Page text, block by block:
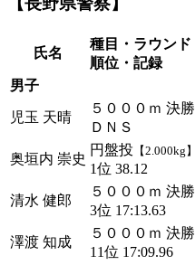
氏名
種目・ラウンド
順位・記録
男子
児玉 天晴
５０００ｍ 決勝
ＤＮＳ
奥垣内 崇史
円盤投 【2.000kg】
1位 38.12
清水 健郎
５０００ｍ 決勝
3位 17:13.63
澤渡 知成
５０００ｍ 決勝
11位 17:09.96